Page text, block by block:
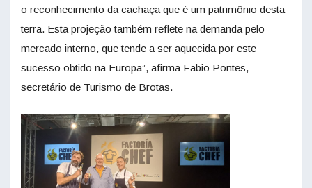
o reconhecimento da cachaça que é um patrimônio desta
terra. Esta projeção também reflete na demanda pelo
mercado interno, que tende a ser aquecida por este
sucesso obtido na Europa”, afirma Fabio Pontes,
secretário de Turismo de Brotas.